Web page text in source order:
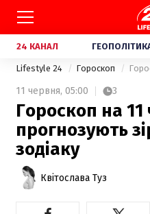
24 КАНАЛ
Lifestyle 24 Гороскоп
11 червня, 05:00 3
Гороскоп на
прогнозують
зодіаку
Квітослава Туз